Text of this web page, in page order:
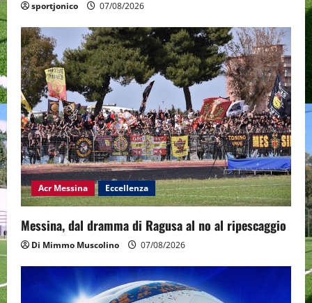
sportjonico 07/08/2026
Acr Messina Eccellenza
Messina, dal dramma di Ragusa al no al ripescaggio
Di Mimmo Muscolino 07/08/2026